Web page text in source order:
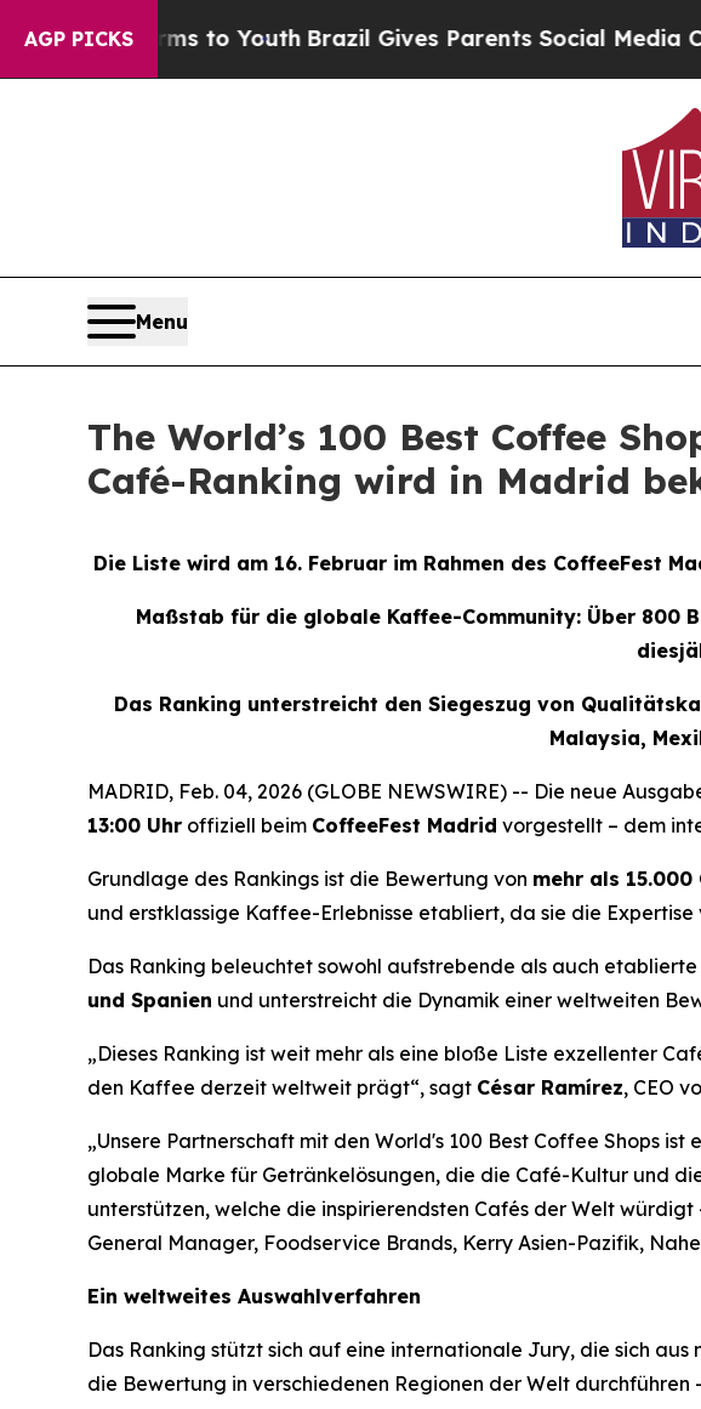
AGP PICKSto YouthBrazil Gives Parents Social Media Controls
Menu
The World’s 100 Best Coffee
Café-Ranking wird in Madrid
Die Liste wird am 16. Februar im Rahmen des CoffeeFest
Maßstab für die globale Kaffee-Community: Über 800
Das Ranking unterstreicht den Siegeszug von
Malaysia,
MADRID, Feb. 04, 2026 (GLOBE NEWSWIRE) -- Die neue
13:00 Uhr offiziell beim CoffeeFest Madrid vorgestellt – dem
Grundlage des Rankings ist die Bewertung von mehr als
und erstklassige Kaffee-Erlebnisse etabliert, da sie die Expertise
Das Ranking beleuchtet sowohl aufstrebende als auch
und Spanien und unterstreicht die Dynamik einer weltweiten
„Dieses Ranking ist weit mehr als eine bloße Liste exzellenter
den Kaffee derzeit weltweit prägt“, sagt César Ramírez, CEO
„Unsere Partnerschaft mit den World's 100 Best Coffee Shops
globale Marke für Getränkelösungen, die die Café-Kultur und
unterstützen, welche die inspirierendsten Cafés der Welt
General Manager, Foodservice Brands, Kerry Asien-Pazifik,
Ein weltweites Auswahlverfahren
Das Ranking stützt sich auf eine internationale Jury, die sich
die Bewertung in verschiedenen Regionen der Welt